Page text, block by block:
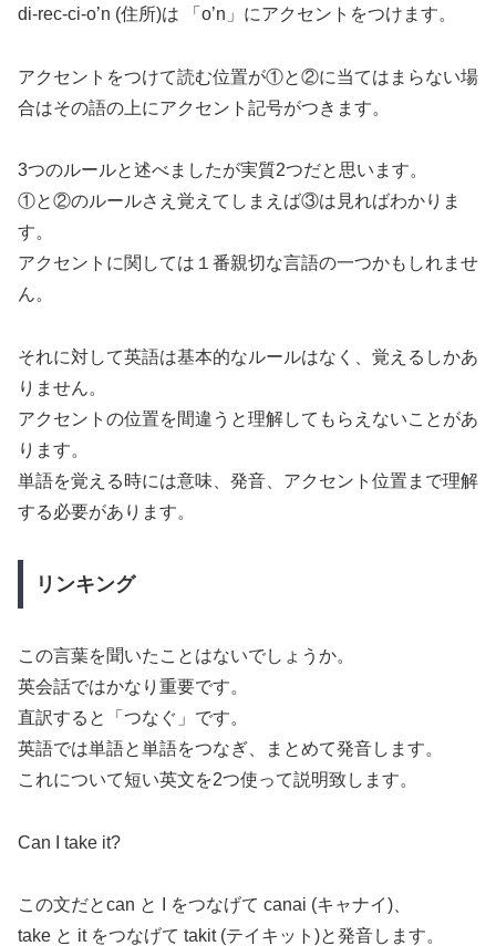
di-rec-ci-o’n (住所)は 「o’n」にアクセントをつけます。
アクセントをつけて読む位置が①と②に当てはまらない場
合はその語の上にアクセント記号がつきます。
3つのルールと述べましたが実質2つだと思います。
①と②のルールさえ覚えてしまえば③は見ればわかりま
す。
アクセントに関しては１番親切な言語の一つかもしれませ
ん。
それに対して英語は基本的なルールはなく、覚えるしかあ
りません。
アクセントの位置を間違うと理解してもらえないことがあ
ります。
単語を覚える時には意味、発音、アクセント位置まで理解
する必要があります。
リンキング
この言葉を聞いたことはないでしょうか。
英会話ではかなり重要です。
直訳すると「つなぐ」です。
英語では単語と単語をつなぎ、まとめて発音します。
これについて短い英文を2つ使って説明致します。
Can I take it?
この文だとcan と I をつなげて canai (キャナイ)、
take と it をつなげて takit (テイキット)と発音します。